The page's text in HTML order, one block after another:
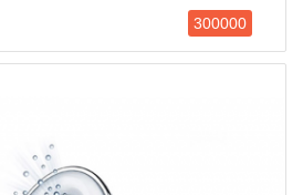
300000